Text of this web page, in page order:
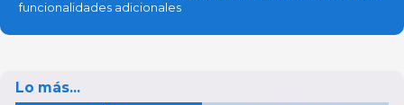
funcionalidades adicionales
Lo más...